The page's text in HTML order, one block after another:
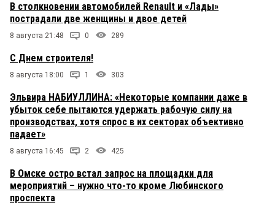
В столкновении автомобилей Renault и «Лады»
пострадали две женщины и двое детей
8 августа 21:48 0 289
С Днем строителя!
8 августа 18:00 1 303
Эльвира НАБИУЛЛИНА: «Некоторые компании даже в
убыток себе пытаются удержать рабочую силу на
производствах, хотя спрос в их секторах объективно
падает»
8 августа 16:45 2 425
В Омске остро встал запрос на площадки для
мероприятий – нужно что-то кроме Любинского
проспекта